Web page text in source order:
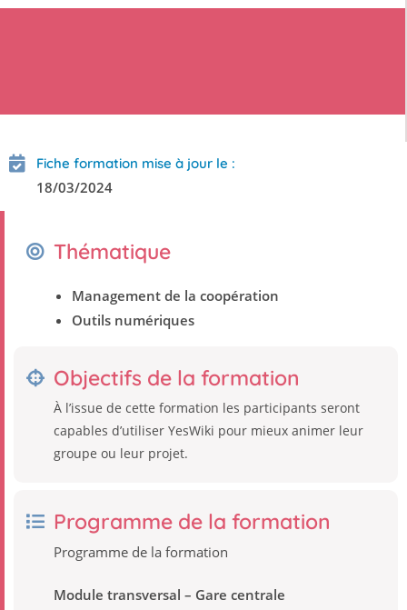
Fiche formation mise à jour le :
18/03/2024
Thématique
Management de la coopération
Outils numériques
Objectifs de la formation
À lʼissue de cette formation les participants seront
capables dʼutiliser YesWiki pour mieux animer leur
groupe ou leur projet.
Programme de la formation
Programme de la formation
Module transversal – Gare centrale